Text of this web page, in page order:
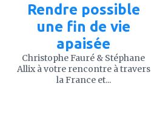
Rendre possible
une fin de vie
apaisée
Christophe Fauré & Stéphane
Allix à votre rencontre à travers
la France et...